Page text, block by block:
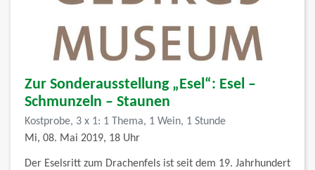
Zur Sonderausstellung „Esel“: Esel –
Schmunzeln – Staunen
Kostprobe, 3 x 1: 1 Thema, 1 Wein, 1 Stunde
Mi, 08. Mai 2019, 18 Uhr
Der Eselsritt zum Drachenfels ist seit dem 19. Jahrhundert